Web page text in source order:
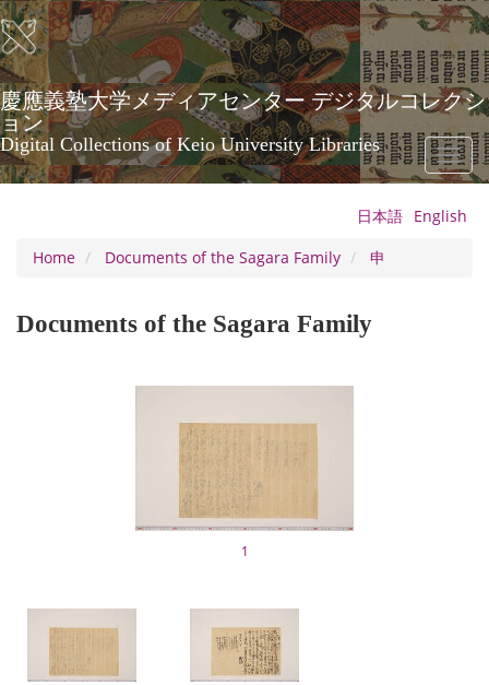
Skip
to
main
content
慶應義塾大学メディアセンター デジタルコレクシ
ョン
Digital Collections of Keio University Libraries
Toggle
日本語 English
Home
Documents of the Sagara Family 申
Documents of the Sagara Family
1